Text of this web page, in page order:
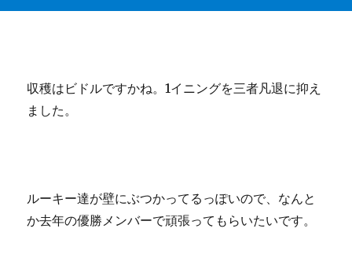
収穫はビドルですかね。1イニングを三者凡退に抑え
ました。
ルーキー達が壁にぶつかってるっぽいので、なんと
か去年の優勝メンバーで頑張ってもらいたいです。